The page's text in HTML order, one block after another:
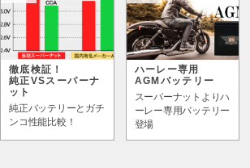
徹底検証！
純正VSスーパーナ
ット
純正バッテリーとガチ
ンコ性能比較！
ハーレー専用
AGMバッテリー
スーパーナットよりハ
ーレー専用バッテリー
登場